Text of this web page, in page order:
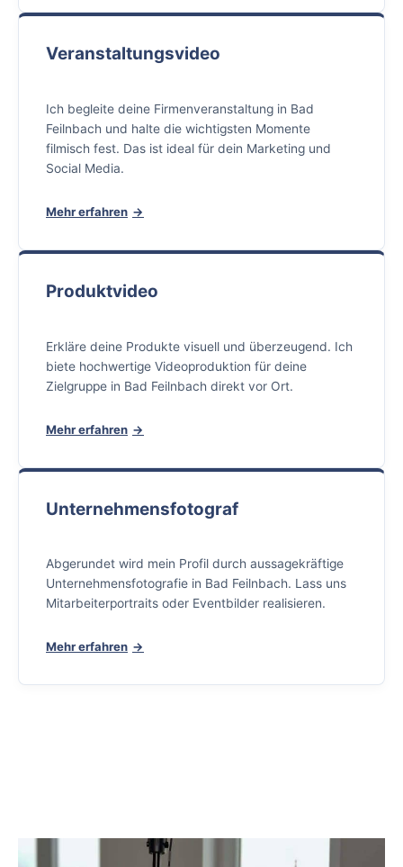
Veranstaltungsvideo
Ich begleite deine Firmenveranstaltung in Bad
Feilnbach und halte die wichtigsten Momente
filmisch fest. Das ist ideal für dein Marketing und
Social Media.
Mehr erfahren
Produktvideo
Erkläre deine Produkte visuell und überzeugend. Ich
biete hochwertige Videoproduktion für deine
Zielgruppe in Bad Feilnbach direkt vor Ort.
Mehr erfahren
Unternehmensfotograf
Abgerundet wird mein Profil durch aussagekräftige
Unternehmensfotografie in Bad Feilnbach. Lass uns
Mitarbeiterportraits oder Eventbilder realisieren.
Mehr erfahren